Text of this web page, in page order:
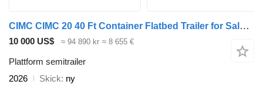
CIMC CIMC 20 40 Ft Container Flatbed Trailer for Sale in Jamaica
10 000 US$ ≈ 94 890 kr ≈ 8 655 €
Plattform semitrailer
2026
Skick ny